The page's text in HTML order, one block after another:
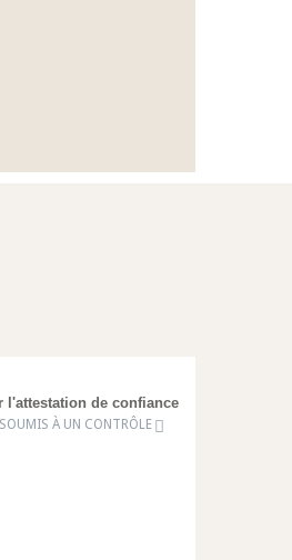
l'attestation de confiance
À UN CONTRÔLE